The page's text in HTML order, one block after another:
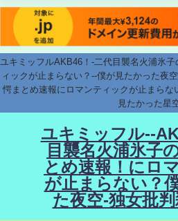
ユキミッフルAKB46！-二代目襲名火浦氷
ィックが止まらない？--僕が見たかった夜
愕まとめ速報にロマンティックが止まらな
見たかった星
ユキミッフル--
目襲名火浦氷子
とめ速報！にロ
が止まらない？
た夜空-独女批